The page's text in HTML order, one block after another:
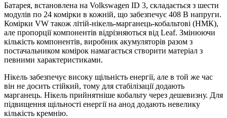
Батарея, встановлена на Volkswagen ID 3, складається з шести
модулів по 24 комірки в кожній, що забезпечує 408 В напруги.
Комірки VW також літій-нікель-марганець-кобальтові (НМК),
але пропорції компонентів відрізняються від Leaf. Змінюючи
кількість компонентів, виробник акумуляторів разом з
постачальником комірок намагається створити матеріал з
певними характеристиками.
Нікель забезпечує високу щільність енергії, але в той же час
він не досить стійкий, тому для стабілізації додають
марганець. Нікель прийнятніше кобальту через дешевизну. Для
підвищення щільності енергії на анод додають невелику
кількість кремнію.